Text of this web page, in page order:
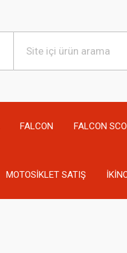
FALCON FALCON
MOTOSİKLET SATIŞ